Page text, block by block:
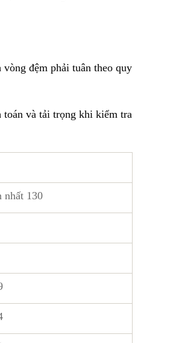
đệm phải tuân theo quy
và tải trọng khi kiểm tra
nhất 130